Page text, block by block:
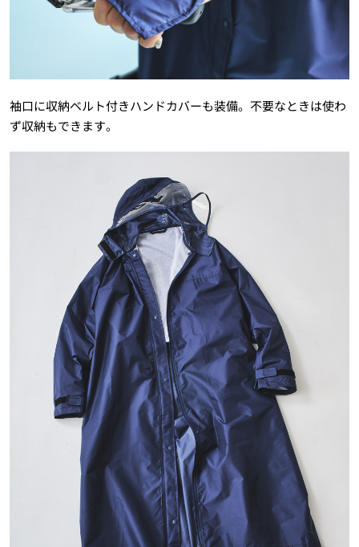
袖口に収納ベルト付きハンドカバーも装備。不要なときは使わ
ず収納もできます。